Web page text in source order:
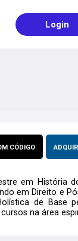
Login
CÓDIGO
em História
em Direito e
de Base
na área